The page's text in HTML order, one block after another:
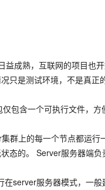
成熟，互联网的项目也
只是测试环境，不是真正
含一个可执行文件，方
上的每一个节点都运行
态的。 Server服务器端
服务器模式，一般